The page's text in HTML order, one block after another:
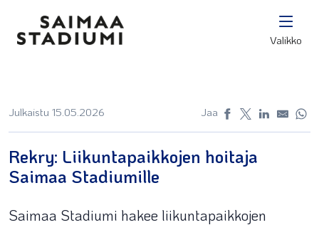
Valikko
Julkaistu 15.05.2026 Jaa
Rekry: Liikuntapaikkojen hoitaja
Saimaa Stadiumille
Saimaa Stadiumi hakee liikuntapaikkojen